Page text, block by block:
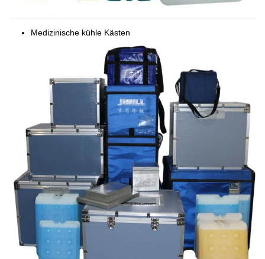
Medizinische kühle Kästen